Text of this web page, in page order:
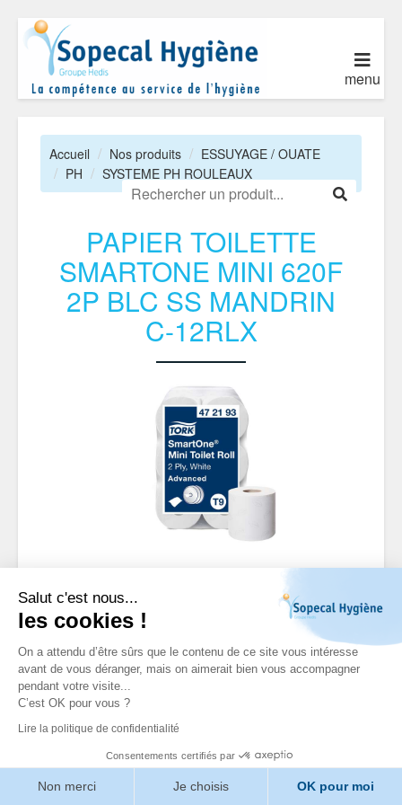
Salut c'est nous...
les cookies !
On a attendu d’être sûrs que le contenu de ce site vous intéresse
avant de vous déranger, mais on aimerait bien vous accompagner
pendant votre visite...
C’est OK pour vous ?
Lire la politique de confidentialité
Consentements certifiés par
Non merci Je choisis OK pour moi
menu
Accueil Nos produits
ESSUYAGE / OUATE
PH
SYSTEME PH ROULEAUX
PAPIER TOILETTE
SMARTONE MINI 620F
2P BLC SS MANDRIN
C-12RLX
PAPIER TOILETTE
SMARTONE MINI 620F
2P BLC SS MANDRIN C-
12RLX
Référence: 504861 / 504861
sanitaires exigeants et faiblement fréquentés.
Distribution feuille à feuille. Dimensions : 111,6m x